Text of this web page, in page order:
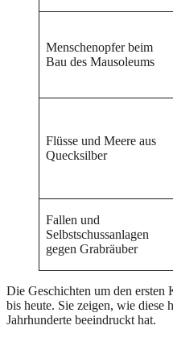
Menschenopfer beim
Bau des Mausoleums
Flüsse und Meere aus
Quecksilber
Fallen und
Selbstschussanlagen
gegen Grabräuber
Die Geschichten um den ersten
bis heute. Sie zeigen, wie diese
Jahrhunderte beeindruckt hat.